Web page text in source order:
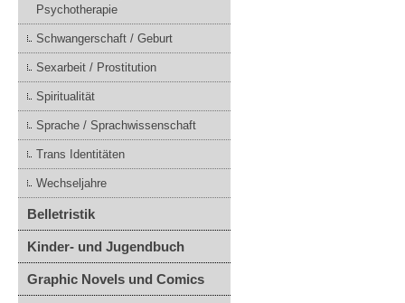
Psychotherapie
Schwangerschaft / Geburt
Sexarbeit / Prostitution
Spiritualität
Sprache / Sprachwissenschaft
Trans Identitäten
Wechseljahre
Belletristik
Kinder- und Jugendbuch
Graphic Novels und Comics